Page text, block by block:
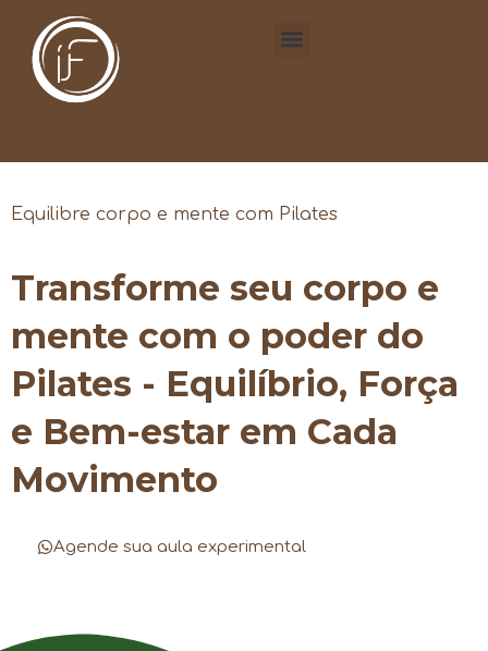
Equilibre corpo e mente com Pilates
Transforme seu corpo e
mente com o poder do
Pilates - Equilíbrio, Força
e Bem-estar em Cada
Movimento
Agende sua aula experimental